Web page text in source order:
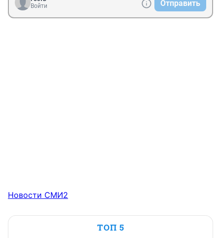
Войти
Отправить
Новости СМИ2
ТОП 5